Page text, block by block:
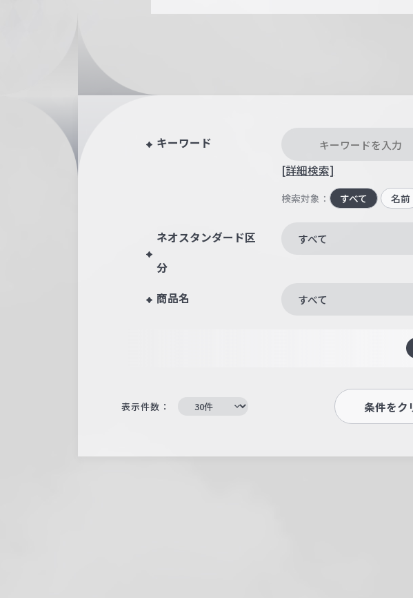
キーワード
[詳細検索]
検索対象： すべて 名前
ネオスタンダード区
分
すべて
商品名 すべて
表示件数： 条件をク